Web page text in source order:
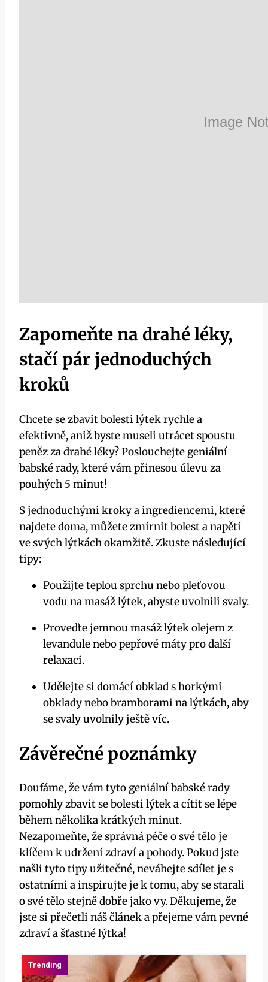
Zapomeňte na drahé‌ léky,
stačí pár jednoduchých
kroků
Chcete‌ se zbavit bolesti lýtek rychle a
efektivně, aniž byste museli⁢ utrácet spoustu
peněz ‍za drahé léky? Poslouchejte geniální
babské rady, které vám ⁣přinesou úlevu za
‌pouhých ​5 minut!
S jednoduchými kroky a ingrediencemi, které
najdete ‌doma, můžete zmírnit bolest⁢ a napětí
ve svých ‌lýtkách ‌okamžitě.‌ Zkuste následující
tipy:
Použijte ⁤teplou sprchu nebo ⁣pleťovou
vodu na⁢ masáž lýtek, abyste uvolnili svaly.
Proveďte jemnou ​masáž lýtek olejem z⁣
levandule nebo ‌pepřové ⁢máty pro další
relaxaci.
Udělejte‌ si domácí obklad s horkými
obklady nebo⁣ bramborami na ⁣lýtkách, aby
se⁣ svaly uvolnily ještě víc.
Závěrečné ‍poznámky
Doufáme, že vám ​tyto geniální babské rady
pomohly zbavit se bolesti lýtek a cítit se lépe​
během několika ‌krátkých minut.
Nezapomeňte, že správná ‍péče o své⁣ tělo je ​
klíčem⁣ k udržení ‌zdraví a pohody.‍ Pokud jste
‌našli tyto tipy užitečné, ‍neváhejte sdílet je s⁤
ostatními a inspirujte je k‍ tomu, aby se starali⁣
o své tělo stejně dobře jako vy. ‌Děkujeme, že
⁤jste si přečetli náš článek a přejeme vám pevné‌
zdraví⁢ a šťastné‌ lýtka!